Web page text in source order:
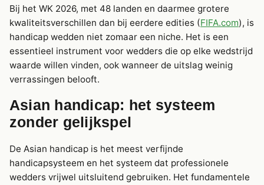
Bij het WK 2026, met 48 landen en daarmee grotere
kwaliteitsverschillen dan bij eerdere edities (FIFA.com), is
handicap wedden niet zomaar een niche. Het is een
essentieel instrument voor wedders die op elke wedstrijd
waarde willen vinden, ook wanneer de uitslag weinig
verrassingen belooft.
Asian handicap: het systeem
zonder gelijkspel
De Asian handicap is het meest verfijnde
handicapsysteem en het systeem dat professionele
wedders vrijwel uitsluitend gebruiken. Het fundamentele